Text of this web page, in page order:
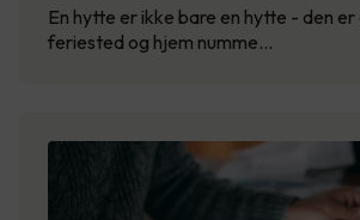
En hytte er ikke bare en hytte - den
feriested og hjem numme…